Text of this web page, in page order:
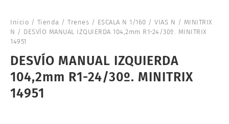
Inicio / Tienda / Trenes / ESCALA N 1/160 / VIAS N / MINITRIX
N / DESVÍO MANUAL IZQUIERDA 104,2mm R1-24/30º. MINITRIX
14951
DESVÍO MANUAL IZQUIERDA
104,2mm R1-24/30º. MINITRIX
14951